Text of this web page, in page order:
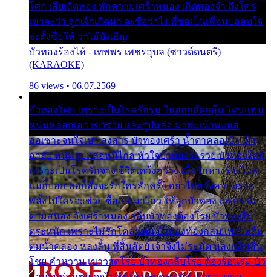
โศก เสียเถิดทอง พักความเศร้าหมอง เถิดทองจ๋า ถึงใคร
เขาจะว่า ลูกเจ้าเกิดมา จะชื่อว่าไง พี่ขอเป็นเพื่อนปลอบใจ
จะตั้งชื่อให้ ว่าไอ้บังเอิญ
บัวทองร้องไห้ - เทพพร เพชรอุบล (ซาวด์ดนตรี)
(KARAOKE)
86 views • 06.07.2569
บัวทองโศก เพราะเป็นโรครักรุม ในอกกลัดกลุ้ม โดนแฟน
หนุ่มหลอกเอา เขารวย และรูปหล่อ มาพะเน้าพะนอ
ออเซาะจนใจเบา สงสาร บัวทองเศร้า น้ำตาคลอเบ้า เฝ้า
อาลัย หนุ่มรูปหล่อหนีไกล หัวใจบัวทองระรวย บัวทองโศก
เพราะเป็นโรครักจาง ชีวิตเคว้งคว้าง เมื่อรักห่างร้างไกล
แม่ก็บอก พ่อก็สั่งจะรักใครสักครั้ง อย่าไปหวังความรวย
พลั้งไปใครจะช่วย ซื้อเปลมาไกว ให้ลูกบัวทอง เวรกรรม
ตามสนอง จึงเศร้าหมอง กลีบบัวทองต้องโรย บัวทองไม่
ตระหนัก เพราะไม่รักโคลนตม บัวทองท้องกลม เพราะลืม
ตมน้ำคลอง หลงลิ้น ที่สิ้นสัตย์ เจ้าจึงไม่ระมัด หลงกลิ่นลิ้น
โชย คำหวาน เขาวาดโรย บัวทองกลีบโรย ต้องร้อนรุม บัว